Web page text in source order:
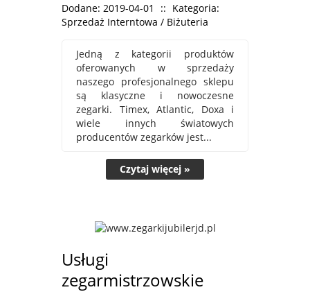
Dodane: 2019-04-01 :: Kategoria:
Sprzedaż Interntowa / Biżuteria
Jedną z kategorii produktów
oferowanych w sprzedaży
naszego profesjonalnego sklepu
są klasyczne i nowoczesne
zegarki. Timex, Atlantic, Doxa i
wiele innych światowych
producentów zegarków jest...
Czytaj więcej »
Usługi
zegarmistrzowskie